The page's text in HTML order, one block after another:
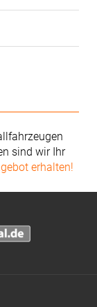
sind wir Ihr
erhalten!